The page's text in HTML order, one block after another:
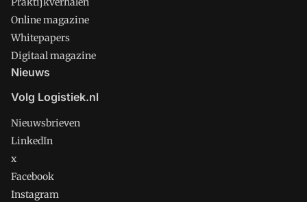
Online magazine
Whitepapers
Digitaal magazine
Nieuws
Volg Logistiek.nl
Nieuwsbrieven
LinkedIn
x
Facebook
Instagram